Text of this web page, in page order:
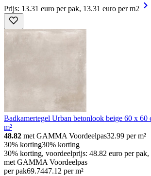
Prijs: 13.31 euro per pak, 13.31 euro per m2
Badkamertegel Urban betonlook beige 60 x 60
m²
48.82 met GAMMA Voordeelpas32.99 per m²
30% korting30% korting
30% korting, voordeelprijs: 48.82 euro per pak,
met GAMMA Voordeelpas
per pak69.7447.12 per m²